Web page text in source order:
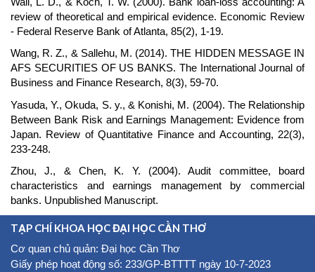
review of theoretical and empirical evidence. Economic Review
- Federal Reserve Bank of Atlanta, 85(2), 1-19.
Wang, R. Z., & Sallehu, M. (2014). THE HIDDEN MESSAGE IN
AFS SECURITIES OF US BANKS. The International Journal of
Business and Finance Research, 8(3), 59-70.
Yasuda, Y., Okuda, S. y., & Konishi, M. (2004). The Relationship
Between Bank Risk and Earnings Management: Evidence from
Japan. Review of Quantitative Finance and Accounting, 22(3),
233-248.
Zhou, J., & Chen, K. Y. (2004). Audit committee, board
characteristics and earnings management by commercial
banks. Unpublished Manuscript.
TẠP CHÍ KHOA HỌC ĐẠI HỌC CẦN THƠ
Cơ quan chủ quản: Đại học Cần Thơ
Giấy phép hoạt động số: 233/GP-BTTTT ngày 10-7-2023